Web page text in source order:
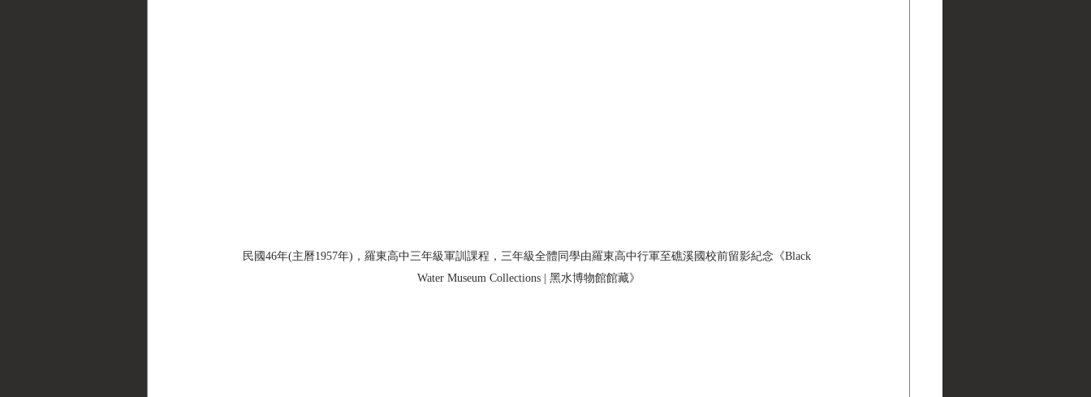
民國46年(主曆1957年)，羅東高中三年級軍訓課程，三年級全體同學由羅東高中行軍至礁溪國校前留影紀念《Black
Water Museum Collections | 黑水博物館館藏》